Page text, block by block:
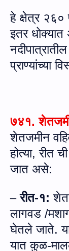
हे क्षेत्र २६०
इतर
प्राण्यांच्या
७४१.
शेतजमीन
होत्या,रीत
जात असे:
– रीत-१:
लागवड /
घेतले जाते.
यात कुळ-